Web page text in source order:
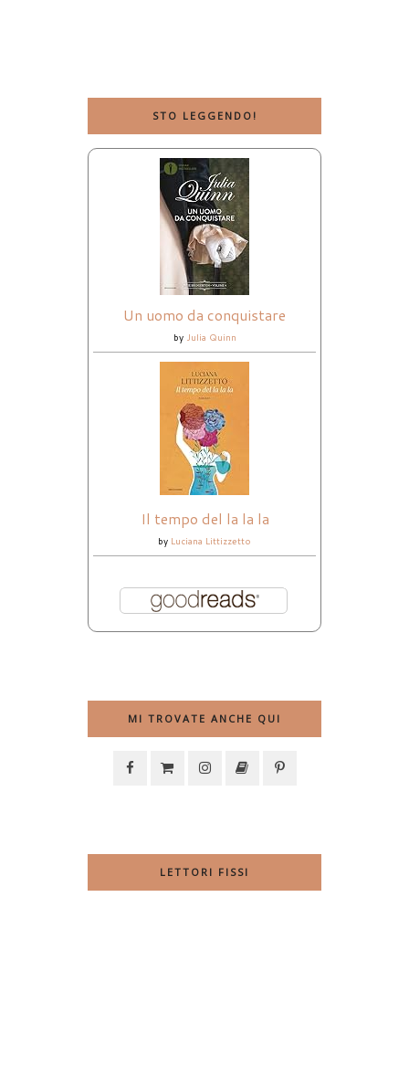
STO LEGGENDO!
Un uomo da conquistare
by Julia Quinn
Il tempo del la la la
by Luciana Littizzetto
MI TROVATE ANCHE QUI
LETTORI FISSI